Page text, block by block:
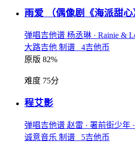
雨爱 （偶像剧《海派甜心
弹唱吉他谱 杨丞琳 · Rainie &
大路吉他 制谱 4吉他币
原版 82%
难度 75分
程艾影
弹唱吉他谱 赵雷 · 署前街少年
诚意音乐 制谱 5吉他币